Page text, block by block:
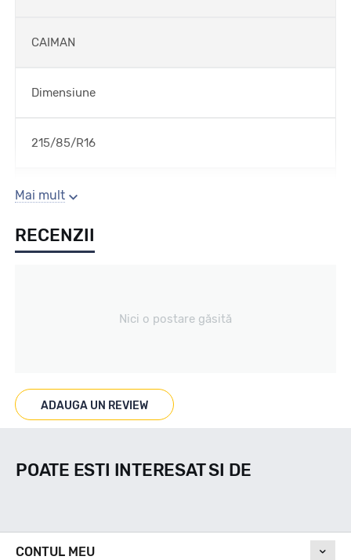
CAIMAN
Dimensiune
215/85/R16
Sezon
All season / Off Road
Marcaje
N
Mai mult
RECENZII
Nici o postare găsită
ADAUGA UN REVIEW
POATE ESTI INTERESAT SI DE
CONTUL MEU